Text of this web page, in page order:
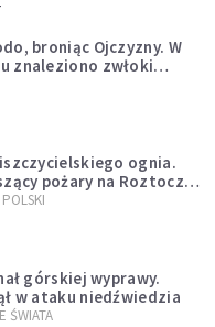
broniąc Ojczyzny. W
znaleziono zwłoki
potopu
ognia.
pożary na Roztoczu
zdjęcie
górskiej wyprawy.
w ataku niedźwiedzia
ŚWIATA